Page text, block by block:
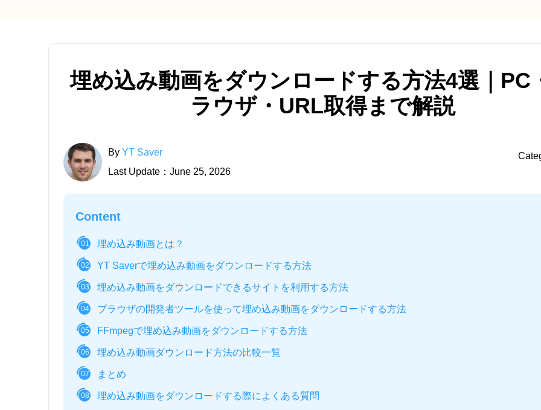
埋め込み動画をダウンロードする方法4選｜PC
ラウザ・URL取得まで解説
By YT Saver
Last Update：June 25, 2026
Content
01 埋め込み動画とは？
02 YT Saverで埋め込み動画をダウンロードする方法
03 埋め込み動画をダウンロードできるサイトを利用する方法
04 ブラウザの開発者ツールを使って埋め込み動画をダウンロードする方法
05 FFmpegで埋め込み動画をダウンロードする方法
06 埋め込み動画ダウンロード方法の比較一覧
07 まとめ
08 埋め込み動画をダウンロードする際によくある質問